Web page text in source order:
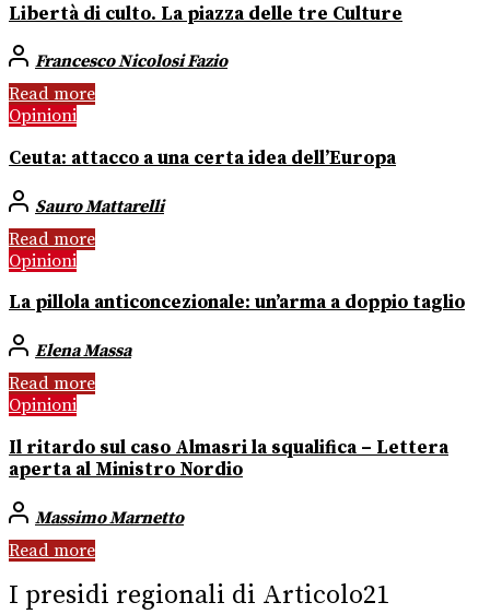
Libertà di culto. La piazza delle tre Culture
Francesco Nicolosi Fazio
Read more
Opinioni
Ceuta: attacco a una certa idea dell’Europa
Sauro Mattarelli
Read more
Opinioni
La pillola anticoncezionale: un’arma a doppio taglio
Elena Massa
Read more
Opinioni
Il ritardo sul caso Almasri la squalifica – Lettera
aperta al Ministro Nordio
Massimo Marnetto
Read more
I presidi regionali di Articolo21